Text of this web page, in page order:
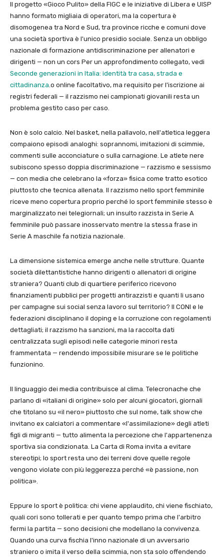
Il progetto «Gioco Pulito» della FIGC e le iniziative di Libera e UISP
hanno formato migliaia di operatori, ma la copertura è
disomogenea tra Nord e Sud, tra province ricche e comuni dove
una società sportiva è l'unico presidio sociale. Senza un obbligo
nazionale di formazione antidiscriminazione per allenatori e
dirigenti — non un cors Per un approfondimento collegato, vedi
Seconde generazioni in Italia: identità tra casa, strada e
cittadinanza.o online facoltativo, ma requisito per l'iscrizione ai
registri federali — il razzismo nei campionati giovanili resta un
problema gestito caso per caso.
Non è solo calcio. Nel basket, nella pallavolo, nell'atletica leggera
compaiono episodi analoghi: soprannomi, imitazioni di scimmie,
commenti sulle acconciature o sulla carnagione. Le atlete nere
subiscono spesso doppia discriminazione — razzismo e sessismo
— con media che celebrano la «forza» fisica come tratto esotico
piuttosto che tecnica allenata. Il razzismo nello sport femminile
riceve meno copertura proprio perché lo sport femminile stesso è
marginalizzato nei telegiornali; un insulto razzista in Serie A
femminile può passare inosservato mentre la stessa frase in
Serie A maschile fa notizia nazionale.
La dimensione sistemica emerge anche nelle strutture. Quante
società dilettantistiche hanno dirigenti o allenatori di origine
straniera? Quanti club di quartiere periferico ricevono
finanziamenti pubblici per progetti antirazzisti e quanti li usano
per campagne sui social senza lavoro sul territorio? Il CONI e le
federazioni disciplinano il doping e la corruzione con regolamenti
dettagliati; il razzismo ha sanzioni, ma la raccolta dati
centralizzata sugli episodi nelle categorie minori resta
frammentata — rendendo impossibile misurare se le politiche
funzionino.
Il linguaggio dei media contribuisce al clima. Telecronache che
parlano di «italiani di origine» solo per alcuni giocatori, giornali
che titolano su «il nero» piuttosto che sul nome, talk show che
invitano ex calciatori a commentare «l'assimilazione» degli atleti
figli di migranti — tutto alimenta la percezione che l'appartenenza
sportiva sia condizionata. La Carta di Roma invita a evitare
stereotipi; lo sport resta uno dei terreni dove quelle regole
vengono violate con più leggerezza perché «è passione, non
politica».
Eppure lo sport è politica: chi viene applaudito, chi viene fischiato,
quali cori sono tollerati e per quanto tempo prima che l'arbitro
fermi la partita — sono decisioni che modellano la convivenza.
Quando una curva fischia l'inno nazionale di un avversario
straniero o imita il verso della scimmia, non sta solo offendendo